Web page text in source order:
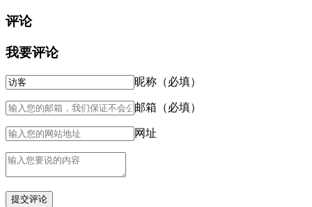
评论
我要评论
昵称（必填）
邮箱（必填）
网址